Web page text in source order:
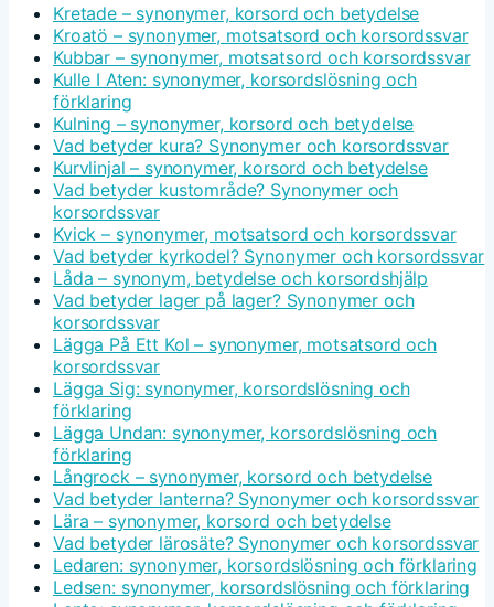
Kretade – synonymer, korsord och betydelse
Kroatö – synonymer, motsatsord och korsordssvar
Kubbar – synonymer, motsatsord och korsordssvar
Kulle I Aten: synonymer, korsordslösning och
förklaring
Kulning – synonymer, korsord och betydelse
Vad betyder kura? Synonymer och korsordssvar
Kurvlinjal – synonymer, korsord och betydelse
Vad betyder kustområde? Synonymer och
korsordssvar
Kvick – synonymer, motsatsord och korsordssvar
Vad betyder kyrkodel? Synonymer och korsordssvar
Låda – synonym, betydelse och korsordshjälp
Vad betyder lager på lager? Synonymer och
korsordssvar
Lägga På Ett Kol – synonymer, motsatsord och
korsordssvar
Lägga Sig: synonymer, korsordslösning och
förklaring
Lägga Undan: synonymer, korsordslösning och
förklaring
Långrock – synonymer, korsord och betydelse
Vad betyder lanterna? Synonymer och korsordssvar
Lära – synonymer, korsord och betydelse
Vad betyder lärosäte? Synonymer och korsordssvar
Ledaren: synonymer, korsordslösning och förklaring
Ledsen: synonymer, korsordslösning och förklaring